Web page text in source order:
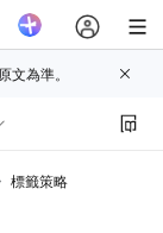
為準。
標籤策略